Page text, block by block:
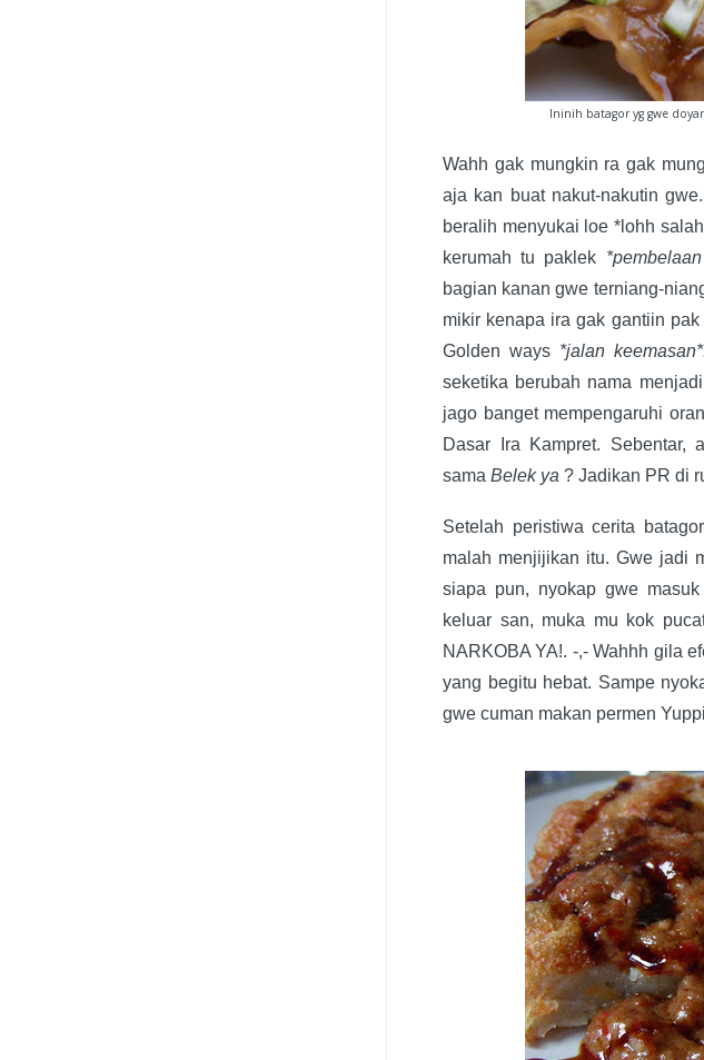
Ininih batagor yg gwe
Wahh gak mungkin ra gak
aja kan buat nakut-nakutin
beralih menyukai loe *lohh
kerumah tu paklek
bagian kanan gwe terniang-
mikir kenapa ira gak gantiin
Golden ways *jalan
seketika berubah nama
jago banget mempengaruhi
Dasar Ira Kampret. Sebentar,
sama Belek ya ? Jadikan PR di
Setelah peristiwa cerita
malah menjijikan itu. Gwe jadi
siapa pun, nyokap gwe
keluar san, muka mu kok
NARKOBA YA!. -,- Wahhh gila
yang begitu hebat. Sampe
gwe cuman makan permen